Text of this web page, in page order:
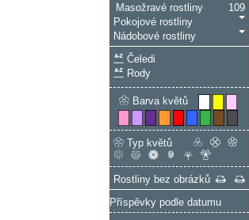
109
Masožravé rostliny
Pokojové rostliny
Nádobové rostliny
Čeledi
Rody
Barva květů
Typ květů
Rostliny bez obrázků
Příspěvky podle datumu